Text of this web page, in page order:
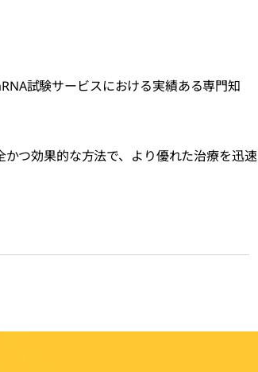
試験サービスにおける実績ある専門知
つ効果的な方法で、より優れた治療を迅速